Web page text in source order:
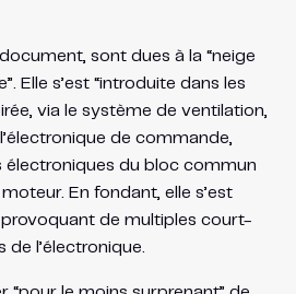
sont dues à la “neige
Elle s’est “introduite dans les
via le système de ventilation,
de commande,
électroniques du bloc commun
En fondant, elle s’est
provoquant de multiples court-
l’électronique.